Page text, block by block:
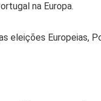
na Europa.
eleições Europeias,